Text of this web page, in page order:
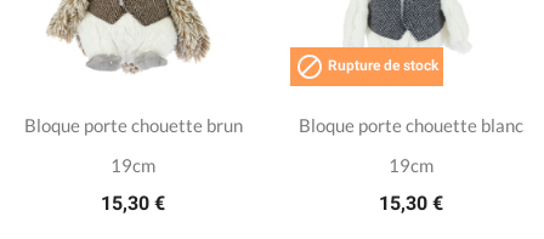
Bloque porte chouette brun
19cm
15,30 €
 Rupture de stock
Bloque porte chouette blanc
19cm
15,30 €